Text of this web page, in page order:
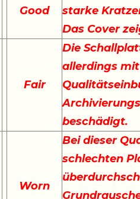
Good
starke
Das Cover
Fair
Die
allerdings
beschädigt.
Worn
Bei dieser
schlechten